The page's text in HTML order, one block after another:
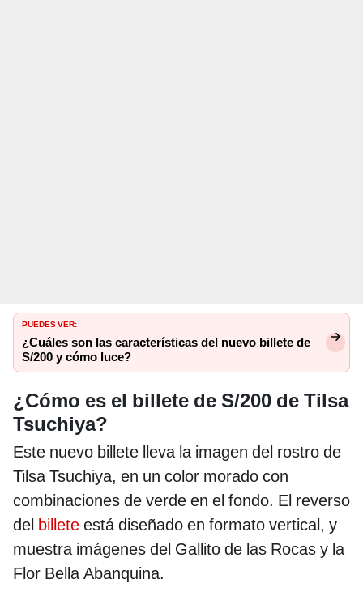
PUEDES VER:
¿Cuáles son las características del nuevo billete de
S/200 y cómo luce?
¿Cómo es el billete de S/200 de Tilsa
Tsuchiya?
Este nuevo billete lleva la imagen del rostro de
Tilsa Tsuchiya, en un color morado con
combinaciones de verde en el fondo. El reverso
del billete está diseñado en formato vertical, y
muestra imágenes del Gallito de las Rocas y la
Flor Bella Abanquina.